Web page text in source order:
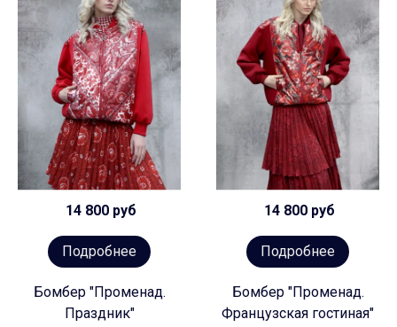
14 800 руб
Подробнее
Бомбер "Променад.
Праздник"
14 800 руб
Подробнее
Бомбер "Променад.
Французская гостиная"